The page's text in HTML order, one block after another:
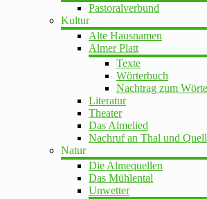
Pastoralverbund
Kultur
Alte Hausnamen
Almer Platt
Texte
Wörterbuch
Nachtrag zum
Literatur
Theater
Das Almelied
Nachruf an Thal und
Natur
Die Almequellen
Das Mühlental
Unwetter